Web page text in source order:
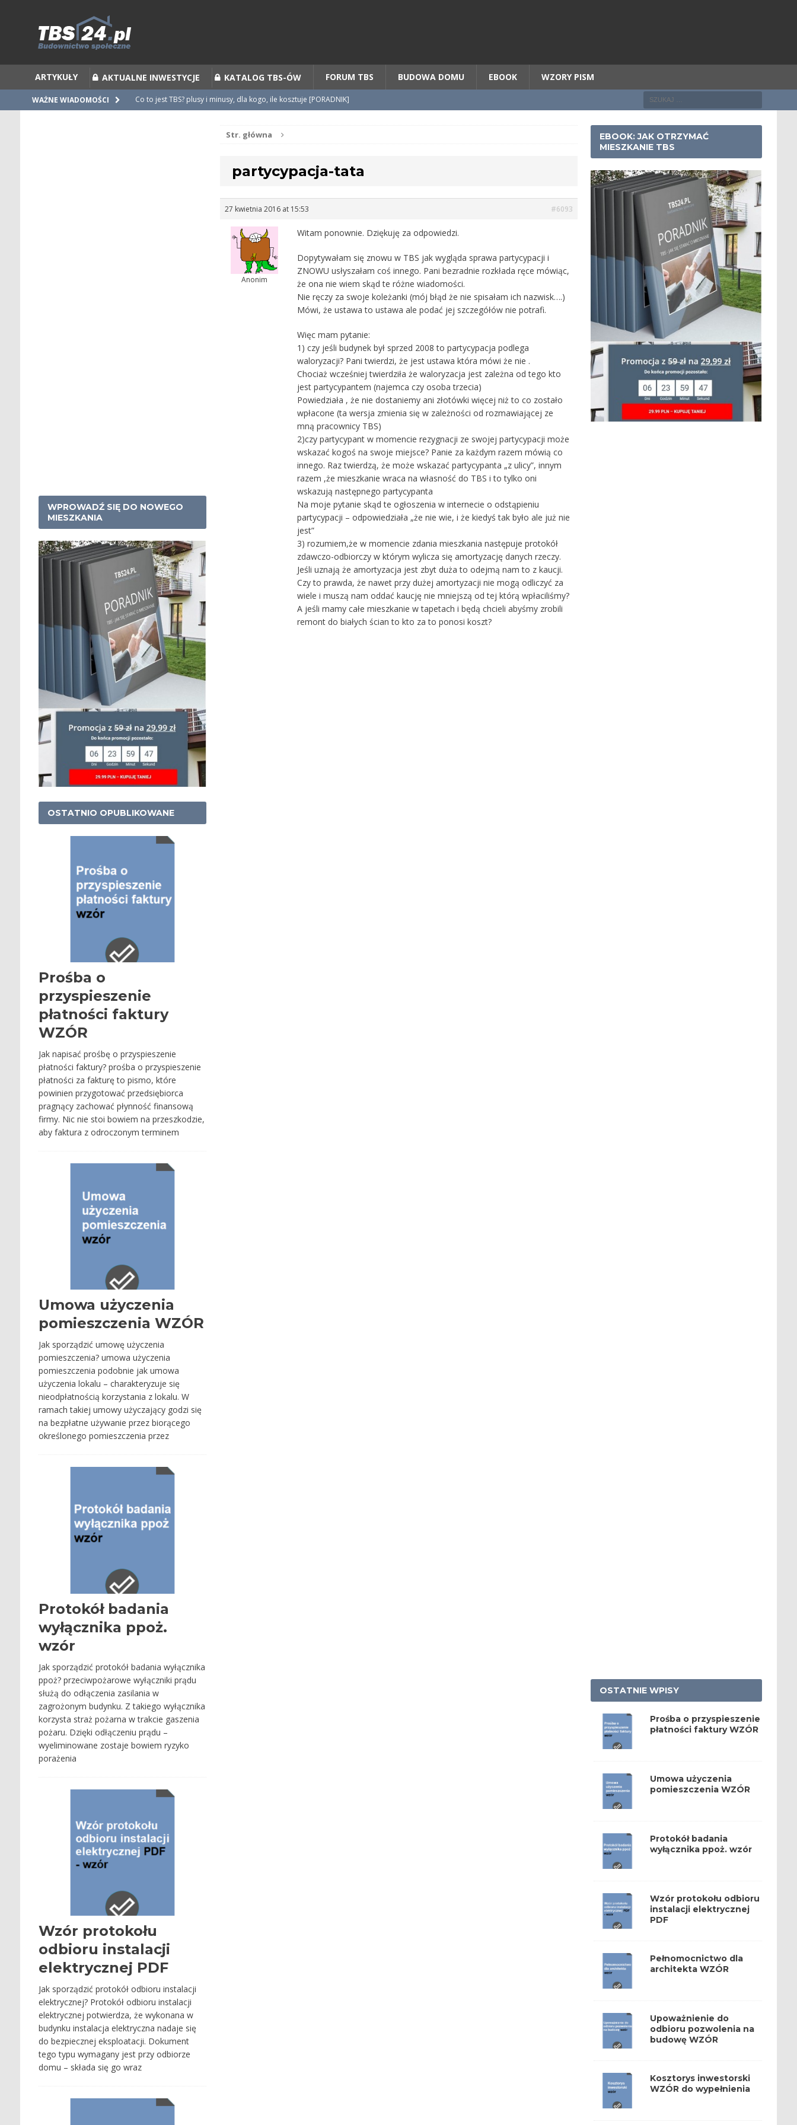
ARTYKUŁY AKTUALNE INWESTYCJE KATALOG TBS-ÓW FORUM TBS BUDOWA DOMU EBOOK WZORY PISM
WAŻNE WIADOMOŚCI
Co to jest TBS? plusy i minusy, dla kogo, ile kosztuje [PORADNIK]
Zalecenia do umów i statutów TBS
Ubiegamy się o mieszkanie z TBS [poradnik] KROK po KROKU
Str. główna
partycypacja-tata
27 kwietnia 2016 at 15:53 #6093
Anonim
Witam ponownie. Dziękuję za odpowiedzi.
Dopytywałam się znowu w TBS jak wygląda sprawa partycypacji i
ZNOWU usłyszałam coś innego. Pani bezradnie rozkłada ręce mówiąc,
że ona nie wiem skąd te różne wiadomości.
Nie ręczy za swoje koleżanki (mój błąd że nie spisałam ich nazwisk….)
Mówi, że ustawa to ustawa ale podać jej szczegółów nie potrafi.
Więc mam pytanie:
1) czy jeśli budynek był sprzed 2008 to partycypacja podlega
waloryzacji? Pani twierdzi, że jest ustawa która mówi że nie .
Chociaż wcześniej twierdziła że waloryzacja jest zależna od tego kto
jest partycypantem (najemca czy osoba trzecia)
Powiedziała , że nie dostaniemy ani złotówki więcej niż to co zostało
wpłacone (ta wersja zmienia się w zależności od rozmawiającej ze
mną pracownicy TBS)
2)czy partycypant w momencie rezygnacji ze swojej partycypacji może
wskazać kogoś na swoje miejsce? Panie za każdym razem mówią co
innego. Raz twierdzą, że może wskazać partycypanta „z ulicy”, innym
razem ,że mieszkanie wraca na własność do TBS i to tylko oni
wskazują następnego partycypanta
Na moje pytanie skąd te ogłoszenia w internecie o odstąpieniu
partycypacji – odpowiedziała „że nie wie, i że kiedyś tak było ale już nie
jest”
3) rozumiem,że w momencie zdania mieszkania następuje protokół
zdawczo-odbiorczy w którym wylicza się amortyzację danych rzeczy.
Jeśli uznają że amortyzacja jest zbyt duża to odejmą nam to z kaucji.
Czy to prawda, że nawet przy dużej amortyzacji nie mogą odliczyć za
wiele i muszą nam oddać kaucję nie mniejszą od tej którą wpłaciliśmy?
A jeśli mamy całe mieszkanie w tapetach i będą chcieli abyśmy zrobili
remont do białych ścian to kto za to ponosi koszt?
WPROWADŹ SIĘ DO NOWEGO
MIESZKANIA
OSTATNIO OPUBLIKOWANE
Prośba o
przyspieszenie
płatności faktury
WZÓR
Jak napisać prośbę o przyspieszenie
płatności faktury? prośba o przyspieszenie
płatności za fakturę to pismo, które
powinien przygotować przedsiębiorca
pragnący zachować płynność finansową
firmy. Nic nie stoi bowiem na przeszkodzie,
aby faktura z odroczonym terminem
Umowa użyczenia
pomieszczenia WZÓR
Jak sporządzić umowę użyczenia
pomieszczenia? umowa użyczenia
pomieszczenia podobnie jak umowa
użyczenia lokalu – charakteryzuje się
nieodpłatnością korzystania z lokalu. W
ramach takiej umowy użyczający godzi się
na bezpłatne używanie przez biorącego
określonego pomieszczenia przez
Protokół badania
wyłącznika ppoż.
wzór
Jak sporządzić protokół badania wyłącznika
ppoż? przeciwpożarowe wyłączniki prądu
służą do odłączenia zasilania w
zagrożonym budynku. Z takiego wyłącznika
korzysta straż pożarna w trakcie gaszenia
pożaru. Dzięki odłączeniu prądu –
wyeliminowane zostaje bowiem ryzyko
porażenia
Wzór protokołu
odbioru instalacji
elektrycznej PDF
Jak sporządzić protokół odbioru instalacji
elektrycznej? Protokół odbioru instalacji
elektrycznej potwierdza, że wykonana w
budynku instalacja elektryczna nadaje się
do bezpiecznej eksploatacji. Dokument
tego typu wymagany jest przy odbiorze
domu – składa się go wraz
EBOOK: JAK OTRZYMAĆ
MIESZKANIE TBS
OSTATNIE WPISY
Prośba o przyspieszenie
płatności faktury WZÓR
Umowa użyczenia
pomieszczenia WZÓR
Protokół badania
wyłącznika ppoż. wzór
Wzór protokołu odbioru
instalacji elektrycznej
PDF
Pełnomocnictwo dla
architekta WZÓR
Upoważnienie do
odbioru pozwolenia na
budowę WZÓR
Kosztorys inwestorski
WZÓR do wypełnienia